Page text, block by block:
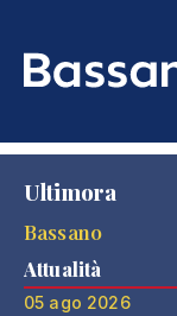
Ultimora
Bassano
Attualità
05 ago 2026